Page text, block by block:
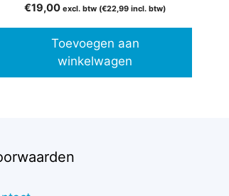
v
5
€19,00 excl. btw (€22,99 incl. btw)
Toevoegen aan
winkelwagen